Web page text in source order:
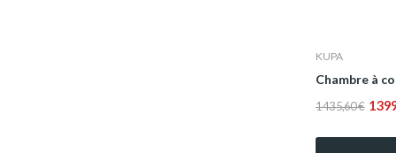
KUPA
Chambre à
1 435,60 € 1